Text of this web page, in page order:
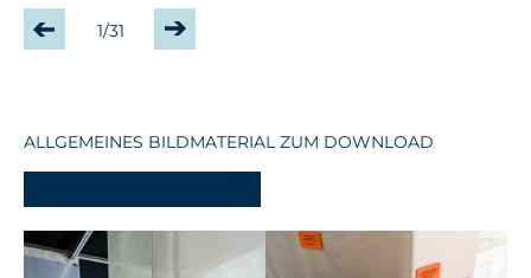
1/31
ALLGEMEINES BILDMATERIAL ZUM DOWNLOAD